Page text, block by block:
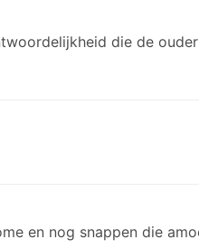
die de
en nog snappen die